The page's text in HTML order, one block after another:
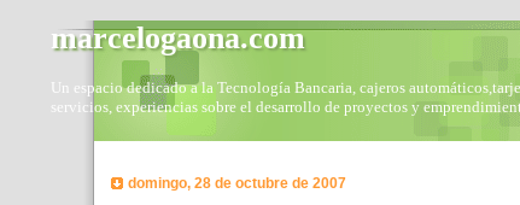
marcelogaona.com
Un espacio dedicado a la Tecnología Bancaria, cajeros
servicios, experiencias sobre el desarrollo de proyectos y
domingo, 28 de octubre de 2007